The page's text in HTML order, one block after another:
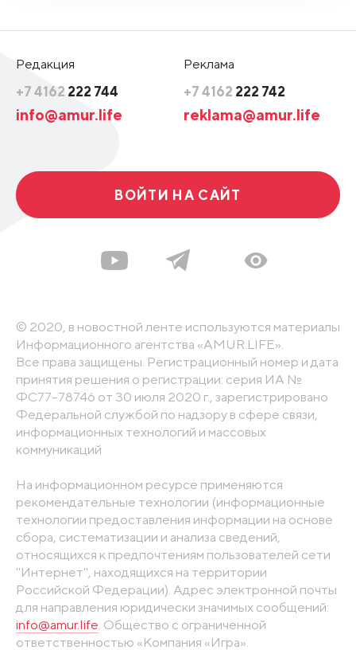
Редакция
+7 4162 222 744
info@amur.life
Реклама
+7 4162 222 742
reklama@amur.life
ВОЙТИ НА САЙТ
© 2020, в новостной ленте используются материалы
Информационного агентства «AMUR.LIFE».
Все права защищены. Регистрационный номер и дата
принятия решения о регистрации: серия ИА №
ФС77-78746 от 30 июля 2020 г., зарегистрировано
Федеральной службой по надзору в сфере связи,
информационных технологий и массовых
коммуникаций
На информационном ресурсе применяются
рекомендательные технологии (информационные
технологии предоставления информации на основе
сбора, систематизации и анализа сведений,
относящихся к предпочтениям пользователей сети
"Интернет", находящихся на территории
Российской Федерации). Адрес электронной почты
для направления юридически значимых сообщений:
info@amur.life . Общество с ограниченной
ответственностью «Компания «Игра».